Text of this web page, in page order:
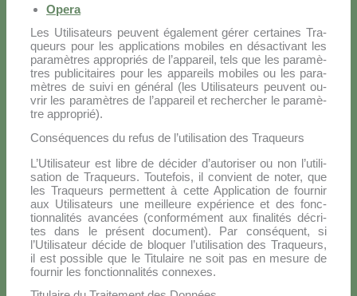
Ope­ra
Les Uti­li­sa­teurs peu­vent éga­le­ment gé­rer cer­tai­nes Tra­
queurs pour les ap­pli­ca­tions mo­bi­les en dé­sac­ti­vant les
pa­ra­mè­tres ap­pro­priés de l’appareil, tels que les pa­ra­mè­
tres pu­bli­ci­tai­res pour les ap­pa­reils mo­bi­les ou les pa­ra­
mè­tres de sui­vi en gé­né­ral (les Uti­li­sa­teurs peu­vent ou­
vrir les pa­ra­mè­tres de l’appareil et re­cher­cher le pa­ra­mè­
tre ap­pro­prié).
Conséquences du refus de l’utilisation des Traqueurs
L’U­ti­li­sa­teur est li­bre de dé­ci­der d’au­to­ri­ser ou non l’u­ti­li­
sa­tion de Tra­queurs. Tou­te­fois, il con­vient de no­ter, que
les Tra­queurs per­met­tent à cet­te Ap­pli­ca­tion de four­nir
aux Uti­li­sa­teurs une meil­leu­re ex­pé­rien­ce et des fonc­
tion­na­li­tés avan­cées (con­for­mé­ment aux fi­na­li­tés dé­cri­
tes dans le pré­sent do­cu­ment). Par con­sé­quent, si
l’Utilisateur dé­ci­de de blo­quer l’u­ti­li­sa­tion des Tra­queurs,
il est pos­si­ble que le Ti­tu­lai­re ne soit pas en me­su­re de
four­nir les fonc­tion­na­li­tés con­ne­xes.